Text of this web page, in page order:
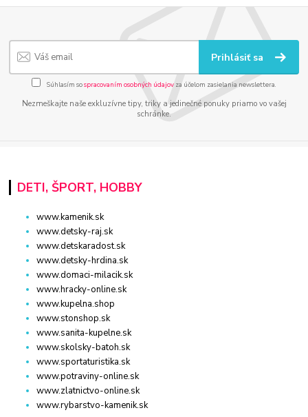
Prihlásiť sa
Súhlasím sospracovaním osobných údajov za účelom zasielania newslettera.
Nezmeškajte naše exkluzívne tipy, triky a jedinečné ponuky priamo vo vašej
schránke.
DETI, ŠPORT, HOBBY
www.kamenik.sk
www.detsky-raj.sk
www.detskaradost.sk
www.detsky-hrdina.sk
www.domaci-milacik.sk
www.hracky-online.sk
www.kupelna.shop
www.stonshop.sk
www.sanita-kupelne.sk
www.skolsky-batoh.sk
www.sportaturistika.sk
www.potraviny-online.sk
www.zlatnictvo-online.sk
www.rybarstvo-kamenik.sk